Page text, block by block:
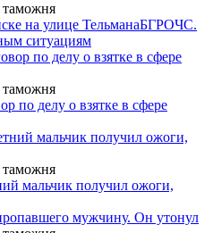
на улице ТельманаБГРОЧС.
ситуациям
по делу о взятке в сфере
мальчик получил ожоги,